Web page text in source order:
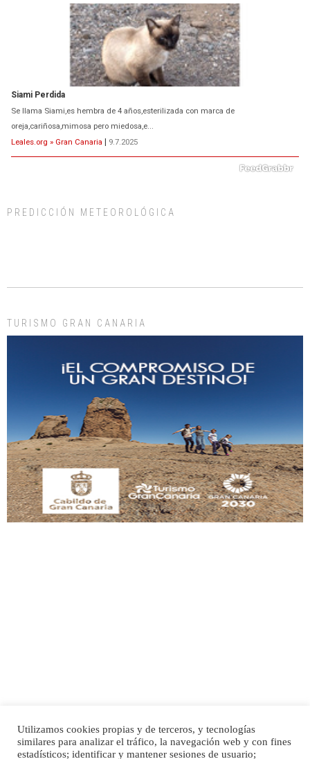
Siami Perdida
Se llama Siami,es hembra de 4 años,esterilizada con marca de
oreja,cariñosa,mimosa pero miedosa,e...
Leales.org » Gran Canaria | 9.7.2025
días, ella incluida...
Gato manso encontrado
Este gato macho ha aparecido en la calle hace menos de un mes, es muy
manso y extremadamente cari...
Leales.org » Gran Canaria | 9.7.2025
SHIBA PERDIDO AVDA JOSE MESA Y LOPEZ
PERRO MACHO RAZA SHIBA CON MICROCHIP PERDIDO HOY 06/07/2025 ZONA
PREDICCIÓN METEOROLÓGICA
TURISMO GRAN CANARIA
Utilizamos cookies propias y de terceros, y tecnologías
similares para analizar el tráfico, la navegación web y con fines
estadísticos; identificar y mantener sesiones de usuario;